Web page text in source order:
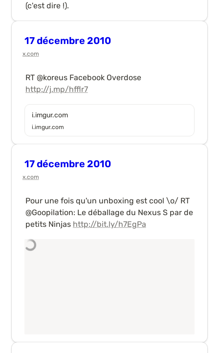
(c'est dire !).
17 décembre 2010
x.com
RT @koreus Facebook Overdose
http://j.mp/hfflr7
i.imgur.com
i.imgur.com
17 décembre 2010
x.com
Pour une fois qu'un unboxing est cool \o/ RT
@Goopilation: Le déballage du Nexus S par de
petits Ninjas http://bit.ly/h7EgPa